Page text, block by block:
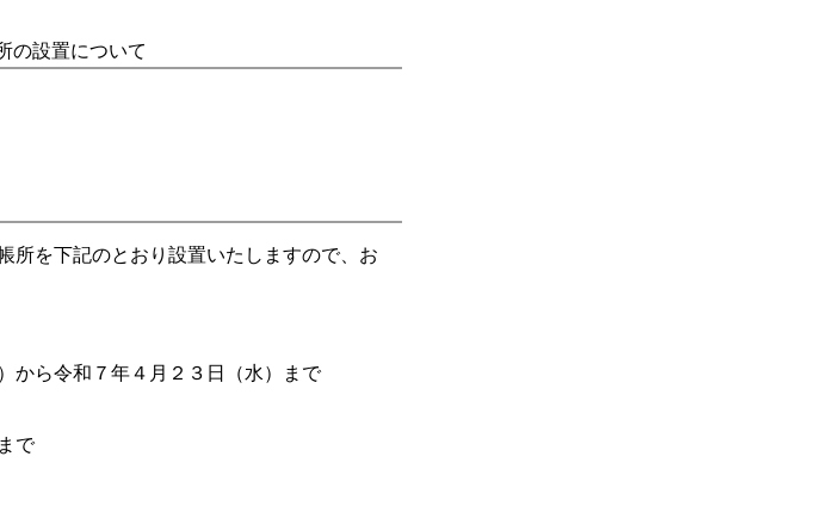
の設置について
を下記のとおり設置いたしますので、お
ら令和７年４月２３日（水）まで
で